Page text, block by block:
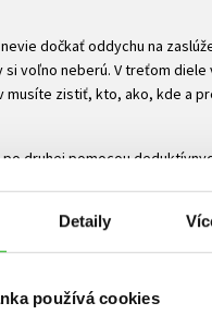
Detaily
používá cookies
dočkať oddychu na
si voľno neberú. V treťom diele
musíte zistiť, kto, ako, kde a
druhej pomocou
génia z tajnej špionážnej
neskoro!